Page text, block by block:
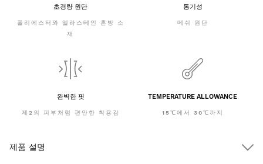
초경량 원단
폴리에스터와 엘라스테인 혼방 소
재
통기성
메쉬 원단
완벽한 핏
제2의 피부처럼 편안한 착용감
TEMPERATURE ALLOWANCE
15℃에서 30℃까지
제품 설명